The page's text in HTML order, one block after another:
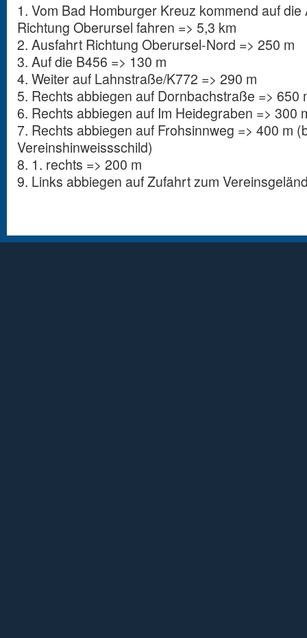
1. Vom Bad Homburger Kreuz kommend auf
Richtung Oberursel fahren => 5,3 km
2. Ausfahrt Richtung Oberursel-Nord => 250 m
3. Auf die B456 => 130 m
4. Weiter auf Lahnstraße/K772 => 290 m
5. Rechts abbiegen auf Dornbachstraße => 650
6. Rechts abbiegen auf Im Heidegraben => 300
7. Rechts abbiegen auf Frohsinnweg => 400 m
Vereinshinweissschild)
8. 1. rechts => 200 m
9. Links abbiegen auf Zufahrt zum